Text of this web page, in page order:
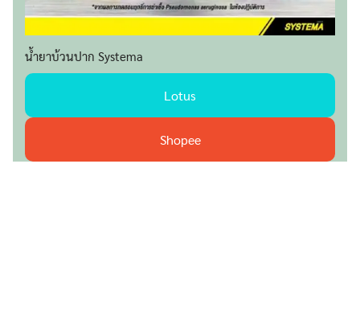
น้ำยาบ้วนปาก Systema
Lotus
Shopee